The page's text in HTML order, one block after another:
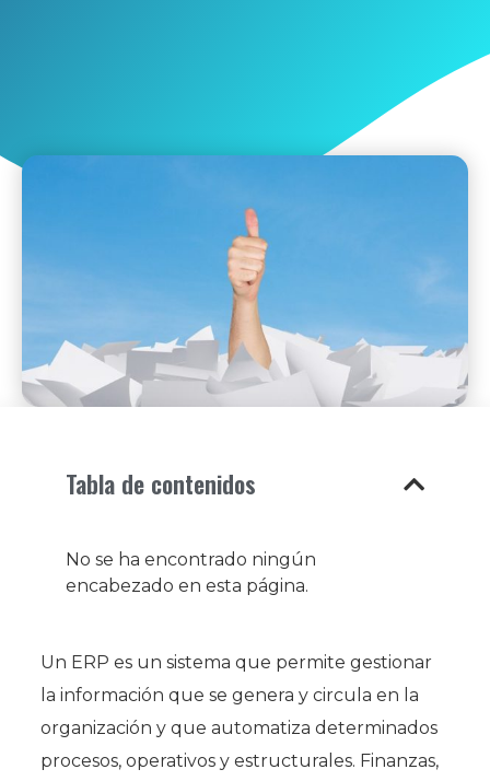
Tabla de contenidos
No se ha encontrado ningún
encabezado en esta página.
Un ERP es un sistema que permite gestionar
la información que se genera y circula en la
organización y que automatiza determinados
procesos, operativos y estructurales. Finanzas,